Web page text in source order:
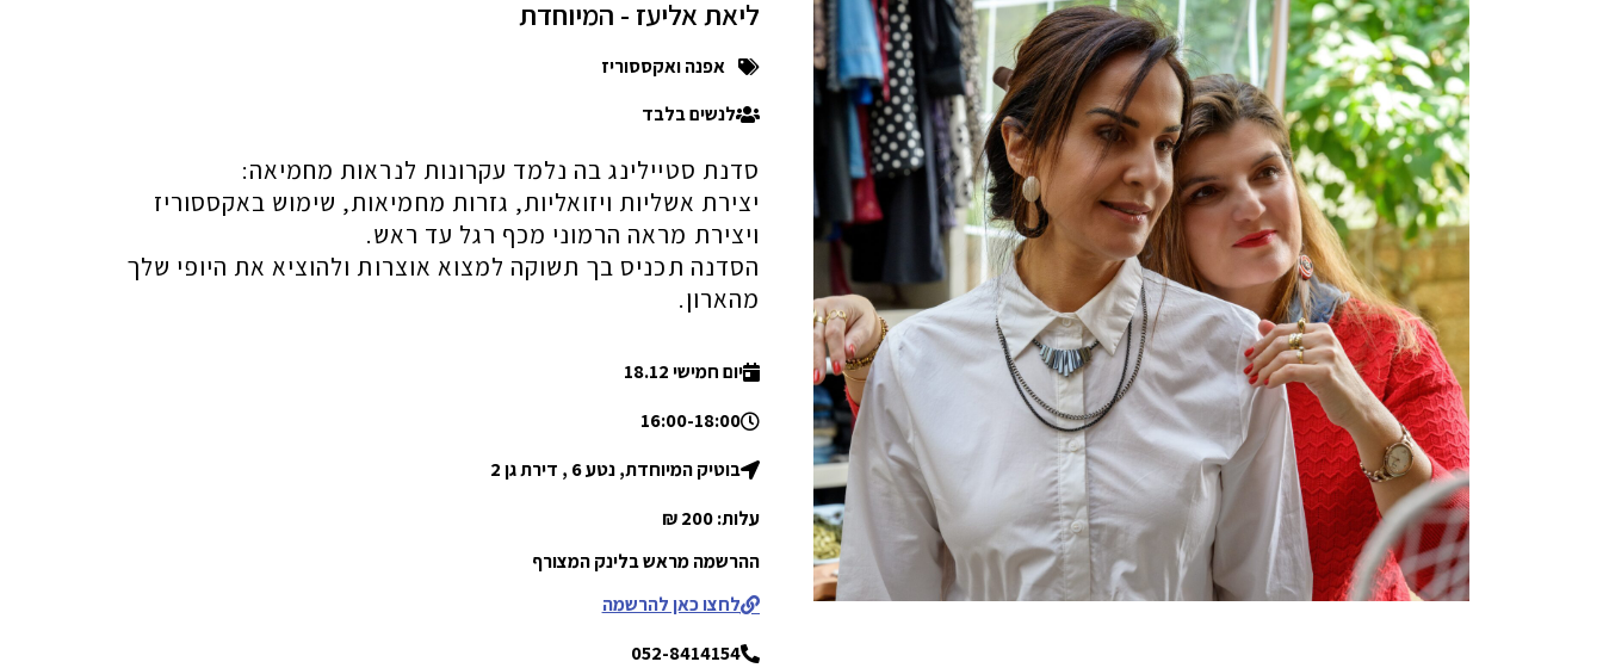
ליאת אליעז - המיוחדת
אפנה ואקססוריז
לנשים בלבד
סדנת סטיילינג בה נלמד עקרונות לנראות מחמיאה:
יצירת אשליות ויזואליות, גזרות מחמיאות, שימוש באקססוריז
ויצירת מראה הרמוני מכף רגל עד ראש.
הסדנה תכניס בך תשוקה למצוא אוצרות ולהוציא את היופי שלך
מהארון.
יום חמישי 18.12
16:00-18:00
בוטיק המיוחדת, נטע 6 , דירת גן 2
עלות: 200 ₪
ההרשמה מראש בלינק המצורף
לחצו כאן להרשמה
052-8414154